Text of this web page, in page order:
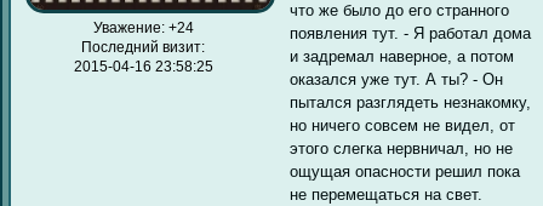
Уважение: +24
Последний визит:
2015-04-16 23:58:25
что же было до его странного
появления тут. - Я работал дома
и задремал наверное, а потом
оказался уже тут. А ты? - Он
пытался разглядеть незнакомку,
но ничего совсем не видел, от
этого слегка нервничал, но не
ощущая опасности решил пока
не перемещаться на свет.